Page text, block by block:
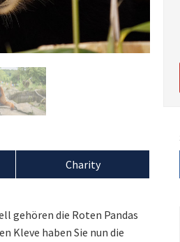
gehören die Roten Pandas
Kleve haben Sie nun die
Charity